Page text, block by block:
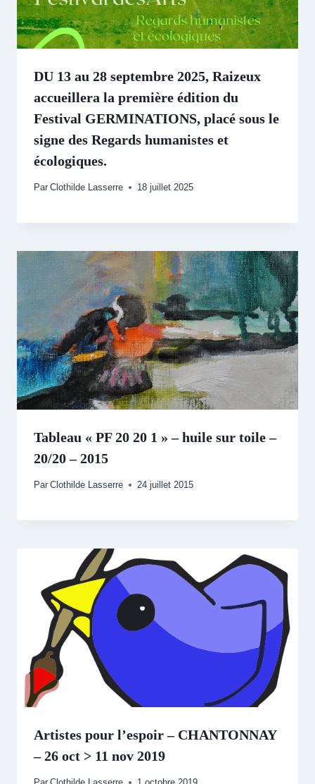
DU 13 au 28 septembre 2025, Raizeux
accueillera la première édition du
Festival GERMINATIONS, placé sous le
signe des Regards humanistes et
écologiques.
Par Clothilde Lasserre 18 juillet 2025
Tableau « PF 20 20 1 » – huile sur toile –
20/20 – 2015
Par Clothilde Lasserre 24 juillet 2015
Artistes pour l’espoir – CHANTONNAY
– 26 oct > 11 nov 2019